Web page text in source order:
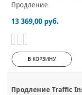
Продление
13 369,00 руб.
В КОРЗИНУ
Продление Traffic